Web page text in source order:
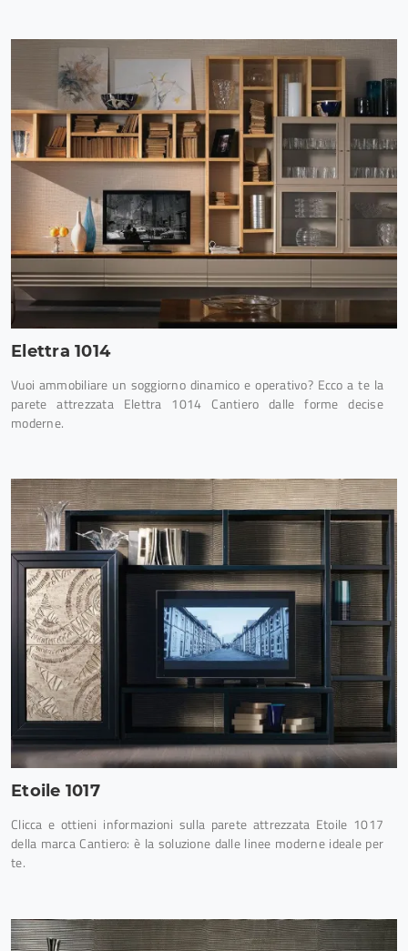
Elettra 1014
Vuoi ammobiliare un soggiorno dinamico e operativo? Ecco a te la
parete attrezzata Elettra 1014 Cantiero dalle forme decise
moderne.
Etoile 1017
Clicca e ottieni informazioni sulla parete attrezzata Etoile 1017
della marca Cantiero: è la soluzione dalle linee moderne ideale per
te.